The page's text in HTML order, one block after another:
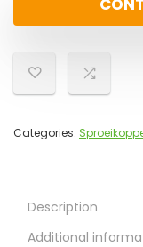
Categories:
Description
Additional